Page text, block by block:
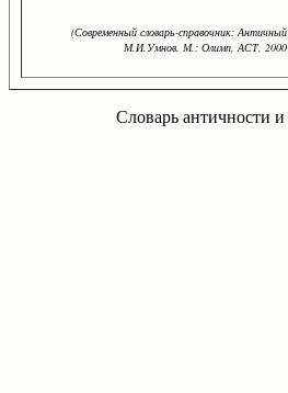
(Современный словарь-справочник:
М.И.Умнов. М.: Олимп, АСТ,
Словарь античности